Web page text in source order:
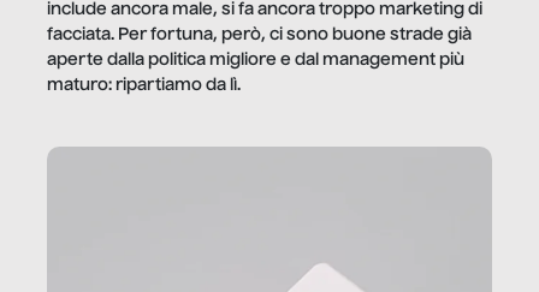
include ancora male, si fa ancora troppo marketing di
facciata. Per fortuna, però, ci sono buone strade già
aperte dalla politica migliore e dal management più
maturo: ripartiamo da lì.